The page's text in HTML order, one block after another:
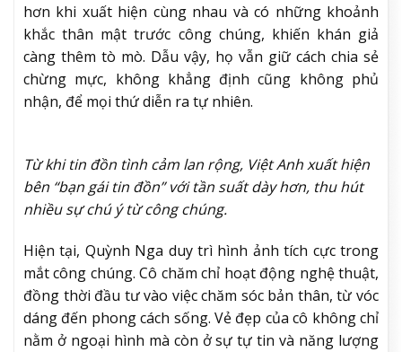
hơn khi xuất hiện cùng nhau và có những khoảnh
khắc thân mật trước công chúng, khiến khán giả
càng thêm tò mò. Dẫu vậy, họ vẫn giữ cách chia sẻ
chừng mực, không khẳng định cũng không phủ
nhận, để mọi thứ diễn ra tự nhiên.
Từ khi tin đồn tình cảm lan rộng, Việt Anh xuất hiện
bên “bạn gái tin đồn” với tần suất dày hơn, thu hút
nhiều sự chú ý từ công chúng.
Hiện tại, Quỳnh Nga duy trì hình ảnh tích cực trong
mắt công chúng. Cô chăm chỉ hoạt động nghệ thuật,
đồng thời đầu tư vào việc chăm sóc bản thân, từ vóc
dáng đến phong cách sống. Vẻ đẹp của cô không chỉ
nằm ở ngoại hình mà còn ở sự tự tin và năng lượng